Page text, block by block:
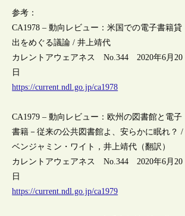
参考：
CA1978 – 動向レビュー：米国での電子書籍貸
出をめぐる議論 / 井上靖代
カレントアウェアネス No.344 2020年6月20
日
https://current.ndl.go.jp/ca1978
CA1979 – 動向レビュー：欧州の図書館と電子
書籍－従来の公共図書館よ、安らかに眠れ？ /
ベンジャミン・ワイト，井上靖代（翻訳）
カレントアウェアネス No.344 2020年6月20
日
https://current.ndl.go.jp/ca1979